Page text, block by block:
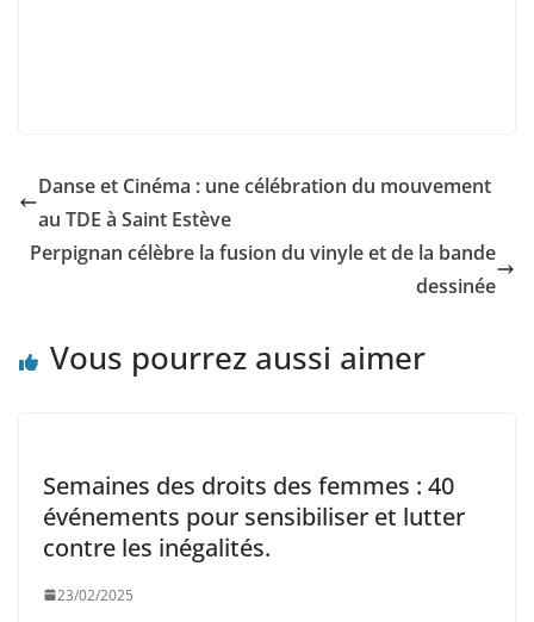
Danse et Cinéma : une célébration du mouvement
au TDE à Saint Estève
Perpignan célèbre la fusion du vinyle et de la bande
dessinée
Vous pourrez aussi aimer
Semaines des droits des femmes : 40
événements pour sensibiliser et lutter
contre les inégalités.
23/02/2025